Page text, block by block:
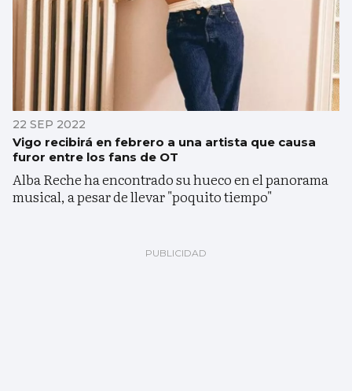
22 SEP 2022
Vigo recibirá en febrero a una artista que causa
furor entre los fans de OT
Alba Reche ha encontrado su hueco en el panorama
musical, a pesar de llevar "poquito tiempo"